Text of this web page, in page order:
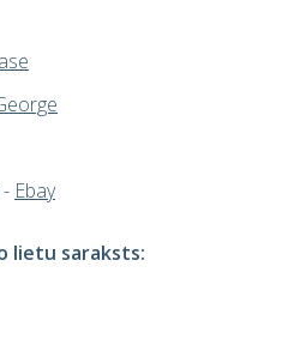
Ebay
lietu saraksts: